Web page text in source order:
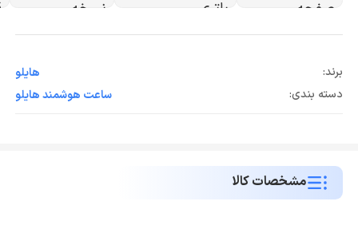
برند:
هایلو
دسته بندی:
ساعت هوشمند هایلو
مشخصات کالا